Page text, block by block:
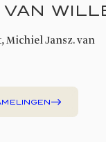
Michiel Jansz. van